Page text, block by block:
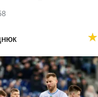
Різне
★
★